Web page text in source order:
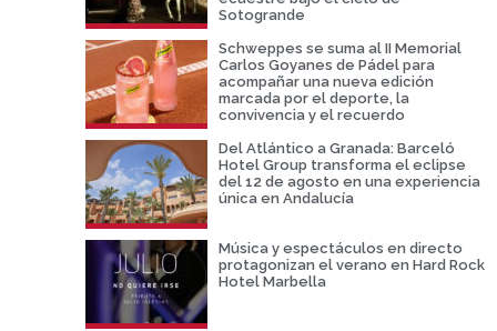
Sotogrande
Schweppes se suma al II Memorial
Carlos Goyanes de Pádel para
acompañar una nueva edición
marcada por el deporte, la
convivencia y el recuerdo
Del Atlántico a Granada: Barceló
Hotel Group transforma el eclipse
del 12 de agosto en una experiencia
única en Andalucía
Música y espectáculos en directo
protagonizan el verano en Hard Rock
Hotel Marbella